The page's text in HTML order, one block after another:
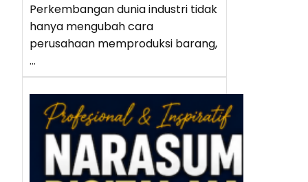
Perkembangan dunia industri tidak
hanya mengubah cara
perusahaan memproduksi barang,
…